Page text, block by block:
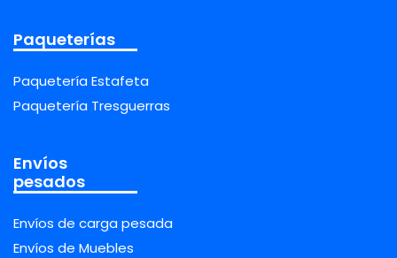
Paqueterías
Paquetería Estafeta
Paquetería Tresguerras
Envíos
pesados
Envíos de carga pesada
Envíos de Muebles